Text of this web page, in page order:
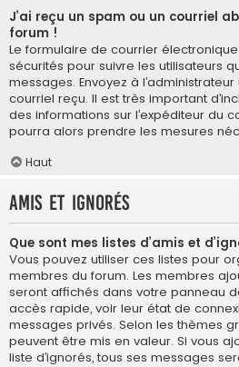
J’ai reçu un spam ou un courriel
forum !
Le formulaire de courrier
sécurités pour suivre les utilisateurs
messages. Envoyez à
courriel reçu. Il est très important
des informations sur l’expéditeur du
pourra alors prendre les mesures
Haut
Amis et ignorés
Que sont mes listes d’amis et
Vous pouvez utiliser ces listes pour
membres du forum. Les membres
seront affichés dans votre panneau
accès rapide, voir leur état de
messages privés. Selon les thèmes
peuvent être mis en valeur. Si vous
liste d’ignorés, tous ses messages